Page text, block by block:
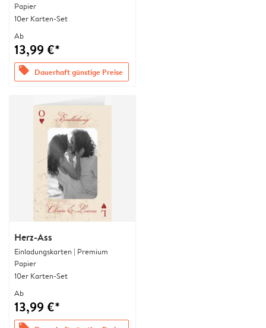
Papier
10er Karten-Set
Ab
13,99 €*
offers Dauerhaft günstige Preise
Herz-Ass
Einladungskarten | Premium
Papier
10er Karten-Set
Ab
13,99 €*